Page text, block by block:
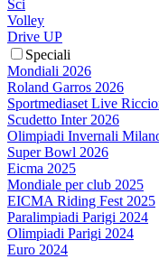
Sci
Volley
Drive UP
Speciali
Mondiali 2026
Roland Garros 2026
Sportmediaset Live
Scudetto Inter 2026
Olimpiadi Invernali
Super Bowl 2026
Eicma 2025
Mondiale per club 2025
EICMA Riding Fest 2025
Paralimpiadi Parigi 2024
Olimpiadi Parigi 2024
Euro 2024